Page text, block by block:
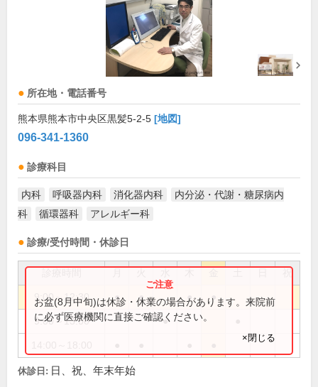
所在地・電話番号
熊本県熊本市中央区黒髪5-2-5 [地図]
096-341-1360
診療科目
内科 呼吸器内科 消化器内科
内分泌・代謝・糖尿病内
科
循環器科 アレルギー科
診療/受付時間・休診日
祝
9:00～12:30 ● ● ● ●
9:00～13:00 ●
お盆(8月中旬)は休診・休業の場合があります。来院前
に必ず医療機関に直接ご確認ください。
×閉じる
休診日: 日、祝、年末年始